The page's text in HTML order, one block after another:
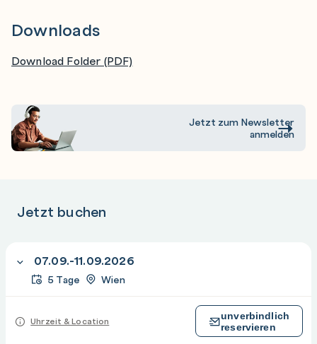
Downloads
Download Folder (PDF)
Jetzt zum Newsletter
anmelden
Jetzt buchen
07.09.-11.09.2026
5 Tage Wien
Uhrzeit & Location
unverbindlich
reservieren